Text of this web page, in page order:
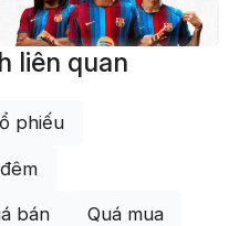
liên quan
phiếu
bán Quá mua